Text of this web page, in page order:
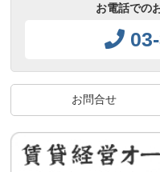
お電話での
お問合せ